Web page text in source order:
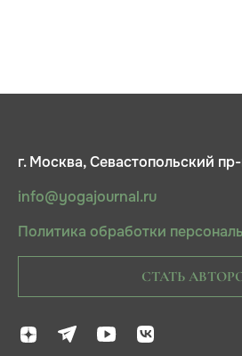
г. Москва, Севастопольский
info@yogajournal.ru
Политика обработки
СТАТЬ